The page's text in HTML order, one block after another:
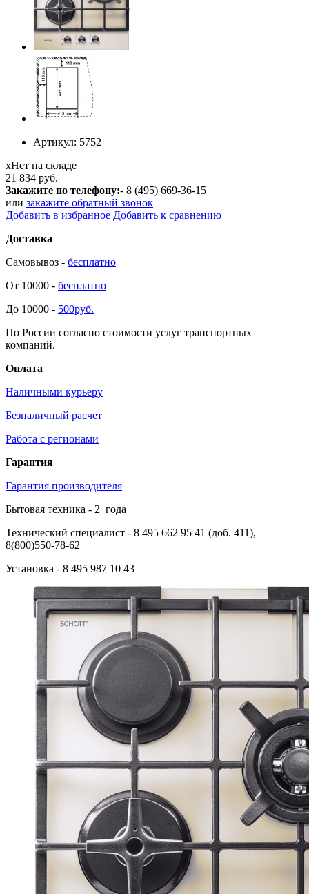
Артикул: 5752
хНет на складе
21 834 руб.
Закажите по телефону:- 8 (495) 669-36-15
или закажите обратный звонок
Добавить в избранное Добавить к сравнению
Доставка
Самовывоз - бесплатно
От 10000 - бесплатно
До 10000 - 500руб.
По России согласно стоимости услуг транспортных
компаний.
Оплата
Наличными курьеру
Безналичный расчет
Работа с регионами
Гарантия
Гарантия производителя
Бытовая техника - 2 года
Технический специалист - 8 495 662 95 41 (доб. 411),
8(800)550-78-62
Установка - 8 495 987 10 43